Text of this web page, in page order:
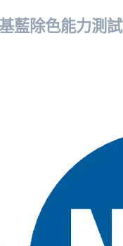
藍除色能力測試